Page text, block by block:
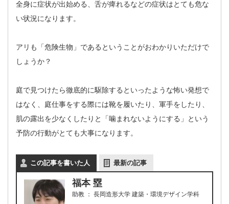
全身に症状が出始める、舌が痺れるなどの症状はとても危な
い状況になります。
アリも「危険生物」であるということがおわかりいただけで
しょうか？
庭で見つけたら徹底的に駆除するといったような怖い発想で
はなく、庭仕事をする際には靴を履いたり、軍手をしたり、
肌の露出を少なくしたりと「噛まれないようにする」という
予防の行動がとても大事になります。
この記事を書いた人 最新の記事
福本 塁
助教 ： 長岡造形大学 建築・環境デザイン学科